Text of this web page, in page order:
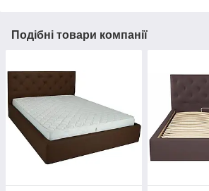
Подібні товари компанії